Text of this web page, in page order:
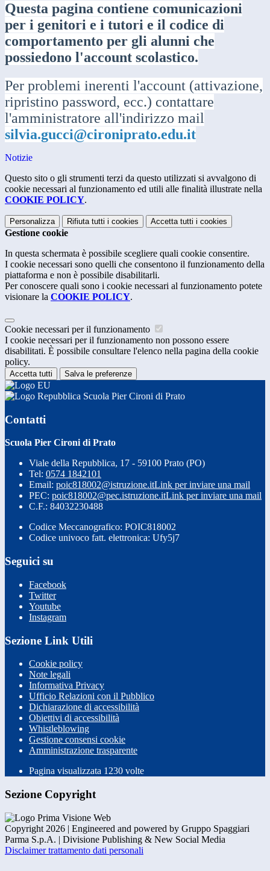
Questa pagina contiene comunicazioni
per i genitori e i tutori e il codice di
comportamento per gli alunni che
possiedono l'account scolastico.
Per problemi inerenti l'account (attivazione,
ripristino password, ecc.) contattare
l'amministratore all'indirizzo mail
silvia.gucci@cironiprato.edu.it
Notizie
Questo sito o gli strumenti terzi da questo utilizzati si avvalgono di
cookie necessari al funzionamento ed utili alle finalità illustrate nella
COOKIE POLICY.
Personalizza Rifiuta tutti i cookies Accetta tutti i cookies
Gestione cookie
In questa schermata è possibile scegliere quali cookie consentire.
I cookie necessari sono quelli che consentono il funzionamento della
piattaforma e non è possibile disabilitarli.
Per conoscere quali sono i cookie necessari al funzionamento potete
visionare la COOKIE POLICY.
Cookie necessari per il funzionamento
I cookie necessari per il funzionamento non possono essere
disabilitati. È possibile consultare l'elenco nella pagina della cookie
policy.
Accetta tutti Salva le preferenze
Scuola Pier Cironi di Prato
Contatti
Scuola Pier Cironi di Prato
Viale della Repubblica, 17 - 59100 Prato (PO)
Tel: 0574 1842101
Email: poic818002@istruzione.itLink per inviare una mail
PEC: poic818002@pec.istruzione.itLink per inviare una mail
C.F.: 84032230488
Codice Meccanografico: POIC818002
Codice univoco fatt. elettronica: Ufy5j7
Seguici su
Facebook
Twitter
Youtube
Instagram
Sezione Link Utili
Cookie policy
Note legali
Informativa Privacy
Ufficio Relazioni con il Pubblico
Dichiarazione di accessibilità
Obiettivi di accessibilità
Whistleblowing
Gestione consensi cookie
Amministrazione trasparente
Pagina visualizzata 1230 volte
Sezione Copyright
Copyright 2026 | Engineered and powered by Gruppo Spaggiari
Parma S.p.A. | Divisione Publishing & New Social Media
Disclaimer trattamento dati personali